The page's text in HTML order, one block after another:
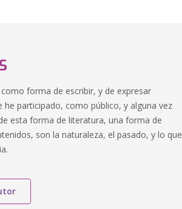
forma de escribir, y de expresar
participado, como público, y alguna vez
esta forma de literatura, una forma de
son la naturaleza, el pasado, y lo que